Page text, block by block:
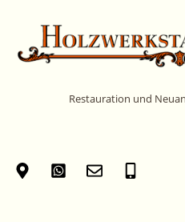
springen
Restauration und